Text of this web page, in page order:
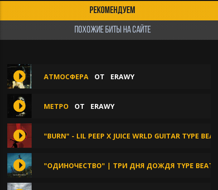
РЕКОМЕНДУЕМ
ПОХОЖИЕ БИТЫ НА САЙТЕ
АТМОСФЕРА ОТ ERAWY
МЕТРО ОТ ERAWY
"BURN" - LIL PEEP X JUICE WRLD GUITAR TYPE
"ОДИНОЧЕСТВО" | ТРИ ДНЯ ДОЖДЯ TYPE BEAT